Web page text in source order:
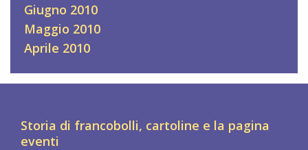
Giugno 2010
Maggio 2010
Aprile 2010
Storia di francobolli, cartoline e la pagina
eventi